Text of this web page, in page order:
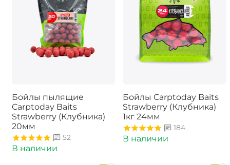
Бойлы пылящие
Carptoday Baits
Strawberry (Клубника)
20мм
52
В наличии
Бойлы Carptoday Baits
Strawberry (Клубника)
1кг 24мм
184
В наличии